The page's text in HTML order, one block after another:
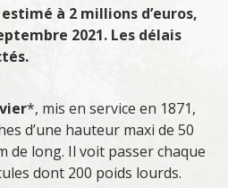
à 2 millions d’euros,
2021. Les délais
*, mis en service en 1871,
d’une hauteur maxi de 50
de long. Il voit passer chaque
dont 200 poids lourds.